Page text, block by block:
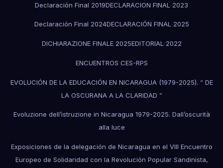
Declaración Final 2019DECLARACION FINAL 2023
Declaración Final 2024DECLARACIÓN FINAL 2025
DICHIARAZIONE FINALE 2025EDITORIAL 2022
ENCUENTROS CES-RPS
EVOLUCIÓN DE LA EDUCACIÓN EN NICARAGUA (1979-2025). “ DE
LA OSCURANA A LA CLARIDAD ”
Evoluzione dell’istruzione in Nicaragua 1979-2025. Dall’oscurità
alla luce
Exposiciones de la delegación de Nicaragua en el VIII Encuentro
Europeo de Solidaridad con la Revolución Popular Sandinista,